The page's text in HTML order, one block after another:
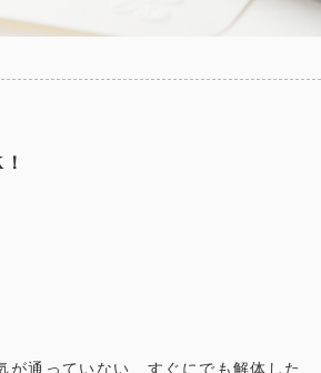
が通っていない、すぐにでも解体した